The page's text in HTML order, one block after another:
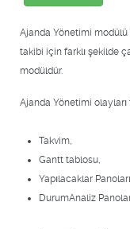
Ajanda Yönetimi modülü
takibi için farklı şekilde
modüldür.
Ajanda Yönetimi
Takvim,
Gantt tablosu,
Yapılacaklar Panoları
DurumAnaliz